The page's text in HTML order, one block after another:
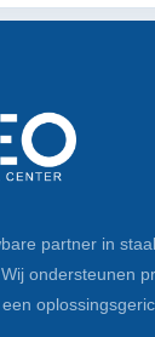
partner in
ondersteunen